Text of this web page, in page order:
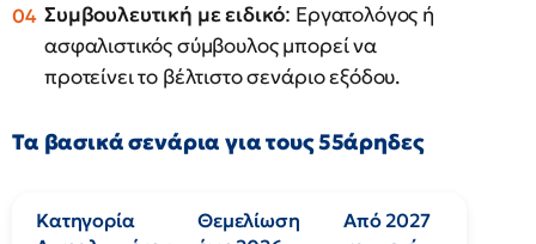
Συμβουλευτική με ειδικό: Εργατολόγος ή
ασφαλιστικός σύμβουλος μπορεί να
προτείνει το βέλτιστο σενάριο εξόδου.
Τα βασικά σενάρια για τους 55άρηδες
Κατηγορία
Θεμελίωση
Από 2027